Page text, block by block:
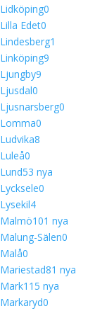
Lidköping0
Lilla Edet0
Lindesberg1
Linköping9
Ljungby9
Ljusdal0
Ljusnarsberg0
Lomma0
Ludvika8
Luleå0
Lund53 nya
Lycksele0
Lysekil4
Malmö101 nya
Malung-Sälen0
Malå0
Mariestad81 nya
Mark115 nya
Markaryd0